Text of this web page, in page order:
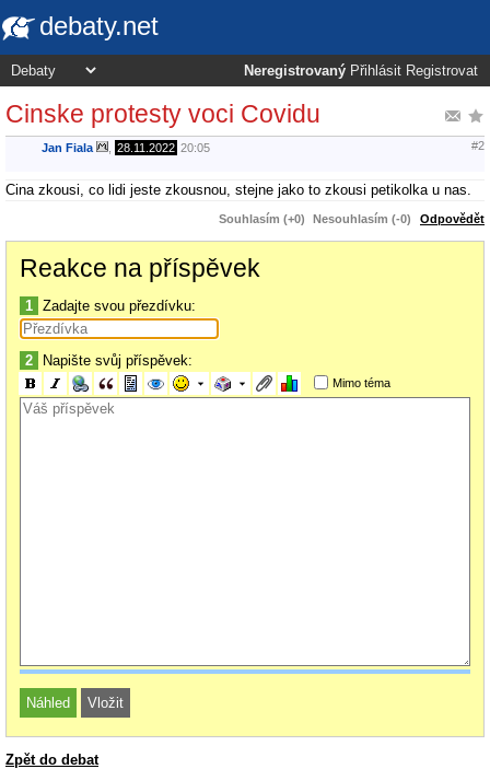
debaty.net
Neregistrovaný Přihlásit Registrovat
Cinske protesty voci Covidu
Jan Fiala 28.11.2022 20:05 #2
Cina zkousi, co lidi jeste zkousnou, stejne jako to zkousi petikolka u nas.
Souhlasím (+0) Nesouhlasím (-0) Odpovědět
Reakce na příspěvek
1 Zadajte svou přezdívku:
2 Napište svůj příspěvek:
Mimo téma
Zpět do debat